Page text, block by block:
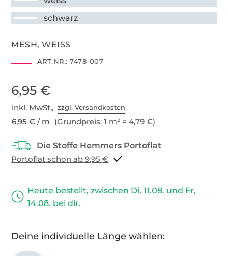
schwarz
MESH, WEISS
ART.NR.: 7478-007
6,95 €
inkl. MwSt.,zzgl. Versandkosten
6,95 € / m (Grundpreis: 1 m² = 4,79 €)
Portoflat schon ab 9,95 €
Heute bestellt, zwischen Di, 11.08. und Fr,
14.08. bei dir.
Deine individuelle Länge wählen: